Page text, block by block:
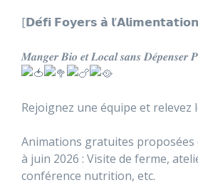
[𝗗𝗲́𝗳𝗶 𝗙𝗼𝘆𝗲𝗿𝘀 𝗮̀
𝑴𝒂𝒏𝒈𝒆𝒓 𝑩𝒊𝒐 𝒆𝒕 𝑳𝒐𝒄𝒂𝒍 𝒔𝒂𝒏𝒔 𝑫𝒆́𝒑𝒆𝒏𝒔𝒆𝒓 𝑷
Rejoignez une équipe et relevez
Animations gratuites proposées
à juin 2026 : Visite de ferme,
conférence nutrition, etc.